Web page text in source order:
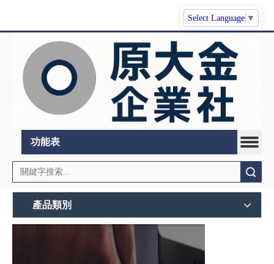
繁體中文
功能表
產品類別
Select Language ▼